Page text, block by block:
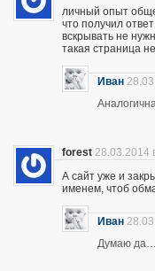
личный опыт
что получил
вскрывать не
такая страница
Иван
forest 28.03.2014
А сайт уже и
именем, чтоб
Иван
Думаю да…